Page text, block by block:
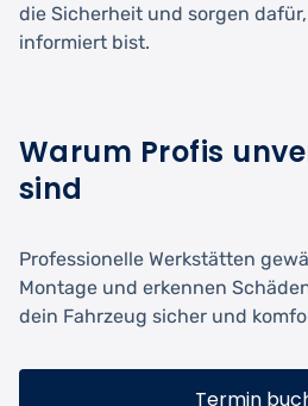
die Sicherheit und sorgen
informiert bist.
Warum Profis
sind
Professionelle Werkstätten
Montage und erkennen
dein Fahrzeug sicher und
Termin